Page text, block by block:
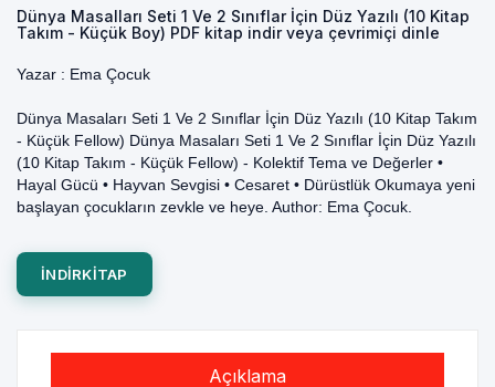
Dünya Masalları Seti 1 Ve 2 Sınıflar İçin Düz Yazılı (10 Kitap
Takım - Küçük Boy) PDF kitap indir veya çevrimiçi dinle
Yazar : Ema Çocuk
Dünya Masaları Seti 1 Ve 2 Sınıflar İçin Düz Yazılı (10 Kitap Takım
- Küçük Fellow) Dünya Masaları Seti 1 Ve 2 Sınıflar İçin Düz Yazılı
(10 Kitap Takım - Küçük Fellow) - Kolektif Tema ve Değerler •
Hayal Gücü • Hayvan Sevgisi • Cesaret • Dürüstlük Okumaya yeni
başlayan çocukların zevkle ve heye. Author: Ema Çocuk.
INDIRKITAP
Açıklama